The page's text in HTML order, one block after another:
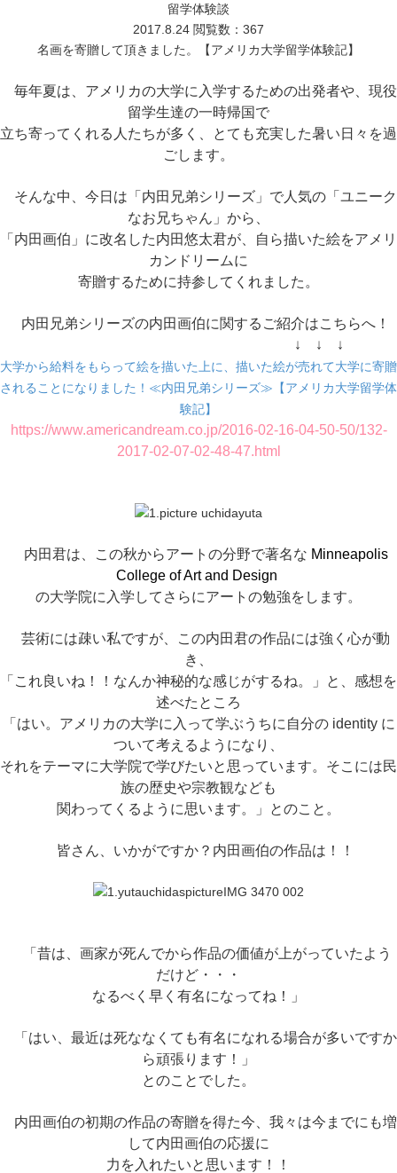
留学体験談
2017.8.24 閲覧数：367
名画を寄贈して頂きました。【アメリカ大学留学体験記】
毎年夏は、アメリカの大学に入学するための出発者や、現役
留学生達の一時帰国で
立ち寄ってくれる 人たちが多く、とても充実した暑い日々を過
ごします。
そんな中、今日は「内田兄弟シリーズ」で人気の「ユニーク
なお兄ちゃん」から、
「内田画伯」 に改名した内田悠太君が、自ら描いた絵をアメリ
カンドリームに
寄贈するために持参してくれました。
内田兄弟シリーズの内田画伯に関するご紹介はこちらへ！
↓ ↓ ↓
大学から給料をもらって絵を描いた上に、描いた絵が売れて大学に寄贈
されることになりました！≪内田兄弟シリーズ≫【アメリカ大学留学体
験記】
https://www.americandream.co.jp/2016-02-16-04-50-50/132-
2017-02-07-02-48-47.html
内田君は、この秋からアートの分野で著名な Minneapolis
College of Art and Design
の大学院に入学してさらにアートの勉強をします。
芸術には疎い私ですが、この内田君の作品には強く心が動
き、
「これ良いね！！なんか神秘的な感じがするね。」と、感想を
述べたところ
「はい。アメリカの大学に入って学ぶうちに自分の identity に
ついて考えるようになり、
それをテーマに大学院で学びたいと思っています。そこには民
族の歴史や宗教観なども
関わってくるように思います。」とのこと。
皆さん、いかがですか？内田画伯の作品は！！
「昔は、画家が死んでから作品の価値が上がっていたよう
だけど・・・
なるべく早く有名になってね！」
「はい、最近は死ななくても有名になれる場合が多いですか
ら頑張ります！」
とのことでした。
内田画伯の初期の作品の寄贈を得た今、我々は今までにも増
して内田画伯の応援に
力を入れたいと思います！！